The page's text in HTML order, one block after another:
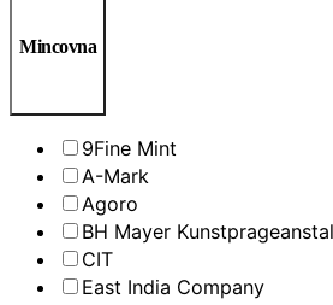
Mincovna
9Fine Mint
A-Mark
Agoro
BH Mayer
CIT
East India Company